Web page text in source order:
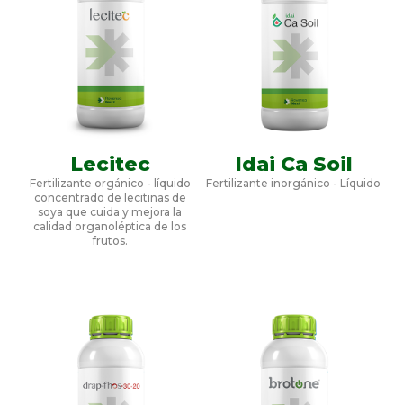
Lecitec
Fertilizante orgánico - líquido
concentrado de lecitinas de
soya que cuida y mejora la
calidad organoléptica de los
frutos.
Idai Ca Soil
Fertilizante inorgánico - Líquido